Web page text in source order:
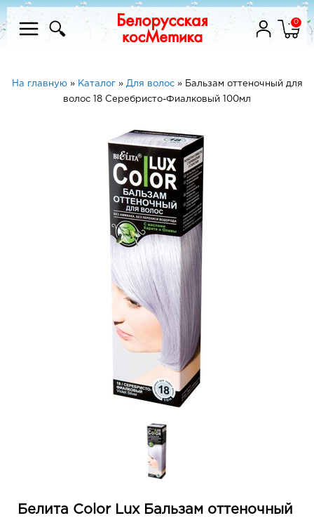
0
На главную» Каталог» Для волос» Бальзам оттеночный для
волос 18 Серебристо-Фиалковый 100мл
Белита Color Lux Бальзам оттеночный